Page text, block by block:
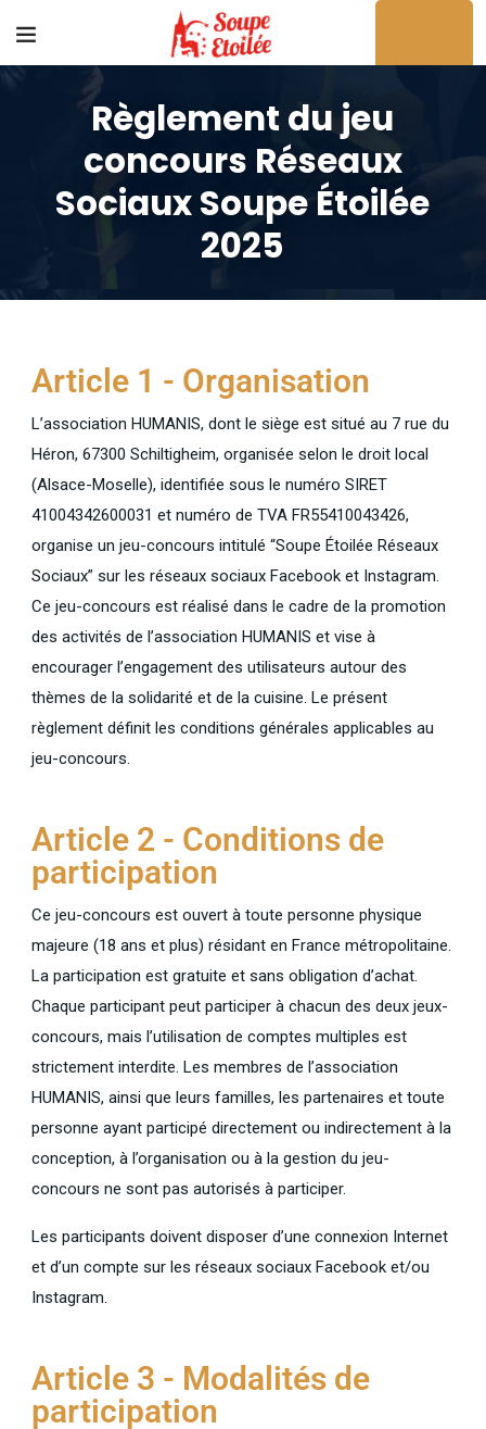
Acheter en ligne
Règlement du jeu
concours Réseaux
Sociaux Soupe Étoilée
2025
Article 1 - Organisation
L’association HUMANIS, dont le siège est situé au 7 rue du
Héron, 67300 Schiltigheim, organisée selon le droit local
(Alsace-Moselle), identifiée sous le numéro SIRET
41004342600031 et numéro de TVA FR55410043426,
organise un jeu-concours intitulé “Soupe Étoilée Réseaux
Sociaux” sur les réseaux sociaux Facebook et Instagram.
Ce jeu-concours est réalisé dans le cadre de la promotion
des activités de l’association HUMANIS et vise à
encourager l’engagement des utilisateurs autour des
thèmes de la solidarité et de la cuisine. Le présent
règlement définit les conditions générales applicables au
jeu-concours.
Article 2 - Conditions de
participation
Ce jeu-concours est ouvert à toute personne physique
majeure (18 ans et plus) résidant en France métropolitaine.
La participation est gratuite et sans obligation d’achat.
Chaque participant peut participer à chacun des deux jeux-
concours, mais l’utilisation de comptes multiples est
strictement interdite. Les membres de l’association
HUMANIS, ainsi que leurs familles, les partenaires et toute
personne ayant participé directement ou indirectement à la
conception, à l’organisation ou à la gestion du jeu-
concours ne sont pas autorisés à participer.
Les participants doivent disposer d’une connexion Internet
et d’un compte sur les réseaux sociaux Facebook et/ou
Instagram.
Article 3 - Modalités de
participation